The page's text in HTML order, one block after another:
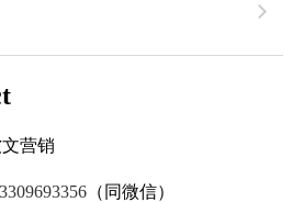
营销
（同微信）